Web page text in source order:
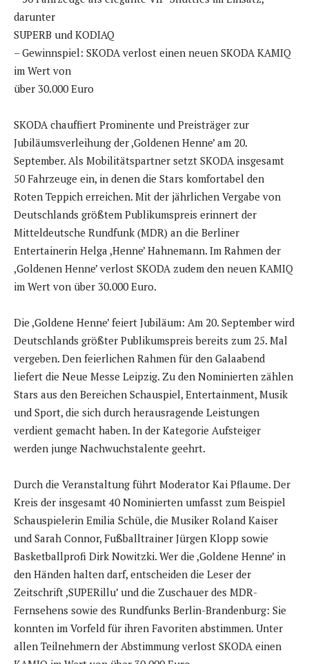
darunter
SUPERB und KODIAQ
– Gewinnspiel: SKODA verlost einen neuen SKODA KAMIQ
im Wert von
über 30.000 Euro
SKODA chauffiert Prominente und Preisträger zur
Jubiläumsverleihung der ,Goldenen Henne’ am 20.
September. Als Mobilitätspartner setzt SKODA insgesamt
50 Fahrzeuge ein, in denen die Stars komfortabel den
Roten Teppich erreichen. Mit der jährlichen Vergabe von
Deutschlands größtem Publikumspreis erinnert der
Mitteldeutsche Rundfunk (MDR) an die Berliner
Entertainerin Helga ,Henne’ Hahnemann. Im Rahmen der
,Goldenen Henne’ verlost SKODA zudem den neuen KAMIQ
im Wert von über 30.000 Euro.
Die ,Goldene Henne’ feiert Jubiläum: Am 20. September wird
Deutschlands größter Publikumspreis bereits zum 25. Mal
vergeben. Den feierlichen Rahmen für den Galaabend
liefert die Neue Messe Leipzig. Zu den Nominierten zählen
Stars aus den Bereichen Schauspiel, Entertainment, Musik
und Sport, die sich durch herausragende Leistungen
verdient gemacht haben. In der Kategorie Aufsteiger
werden junge Nachwuchstalente geehrt.
Durch die Veranstaltung führt Moderator Kai Pflaume. Der
Kreis der insgesamt 40 Nominierten umfasst zum Beispiel
Schauspielerin Emilia Schüle, die Musiker Roland Kaiser
und Sarah Connor, Fußballtrainer Jürgen Klopp sowie
Basketballprofi Dirk Nowitzki. Wer die ,Goldene Henne’ in
den Händen halten darf, entscheiden die Leser der
Zeitschrift ,SUPERillu’ und die Zuschauer des MDR-
Fernsehens sowie des Rundfunks Berlin-Brandenburg: Sie
konnten im Vorfeld für ihren Favoriten abstimmen. Unter
allen Teilnehmern der Abstimmung verlost SKODA einen